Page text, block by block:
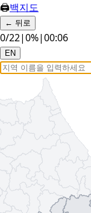
🖨백지도
← 뒤로
0/22|0%|00:07
EN